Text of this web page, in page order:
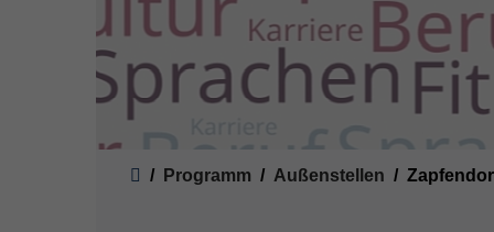
Programm Außenstellen